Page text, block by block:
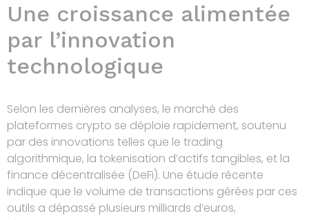
Une croissance alimentée
par l’innovation
technologique
Selon les dernières analyses, le marché des
plateformes crypto se déploie rapidement, soutenu
par des innovations telles que le trading
algorithmique, la tokenisation d’actifs tangibles, et la
finance décentralisée (DeFi). Une étude récente
indique que le volume de transactions gérées par ces
outils a dépassé plusieurs milliards d’euros,